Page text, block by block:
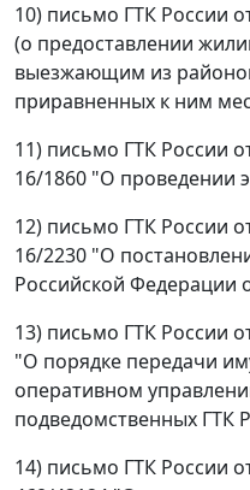
10) письмо ГТК России
(о предоставлении
выезжающим из
приравненных к ним
11) письмо ГТК России
16/1860 "О проведении
12) письмо ГТК России
16/2230 "О
Российской Федерации
13) письмо ГТК России
"О порядке передачи
оперативном
подведомственных ГТК
14) письмо ГТК России